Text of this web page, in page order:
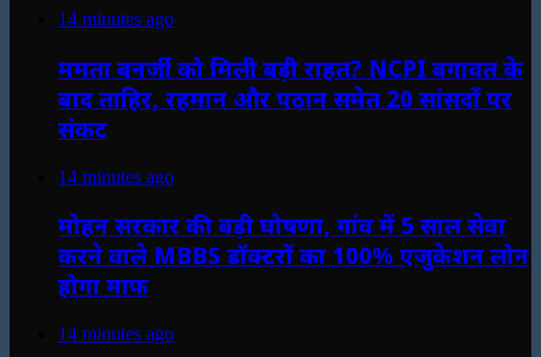
14 minutes ago
ममता बनर्जी को मिली बड़ी राहत? NCPI बगावत के
बाद ताहिर, रहमान और पठान समेत 20 सांसदों पर
संकट
14 minutes ago
मोहन सरकार की बड़ी घोषणा, गांव में 5 साल सेवा
करने वाले MBBS डॉक्टरों का 100% एजुकेशन लोन
होगा माफ
14 minutes ago